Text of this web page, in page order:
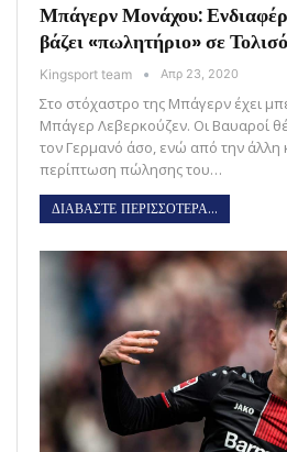
Μπάγερν Μονάχου:
βάζει «πωλητήριο» σε Τολισό
Kingsport team Απρ 23, 2020
Στο στόχαστρο της Μπάγερν έχει
Μπάγερ Λεβερκούζεν. Οι Βαυαροί
τον Γερμανό άσο, ενώ από την άλλη
περίπτωση πώλησης του…
ΔΙΑΒΑΣΤΕ ΠΕΡΙΣΣΟΤΕΡΑ...